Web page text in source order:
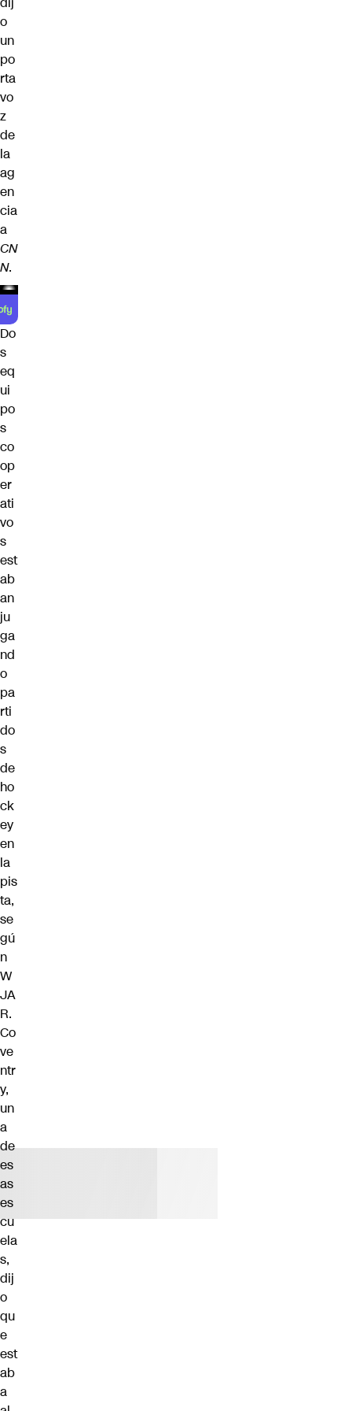
o
un
po
rta
vo
z
de
la
ag
en
cia
a
CN
N.
Do
s
eq
ui
po
s
co
op
er
ati
vo
s
est
ab
an
ju
ga
nd
o
pa
rti
do
s
de
ho
ck
ey
en
la
pis
ta,
se
gú
n
W
JA
R.
Co
ve
ntr
y,
un
a
de
es
as
es
cu
ela
s,
dij
o
qu
e
est
ab
a